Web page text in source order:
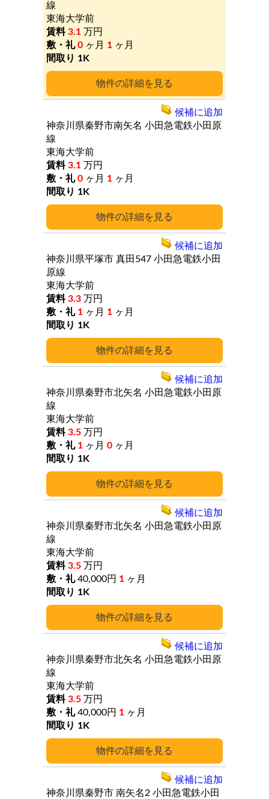
詳細
線
東海大学前
3.1 万円
0 ヶ月 1 ヶ月
1K
詳細
神奈川県秦野市南矢名 小田急電鉄小田原
線
東海大学前
3.1 万円
0 ヶ月 1 ヶ月
1K
候補に追加
詳細
神奈川県平塚市 真田547 小田急電鉄小田
原線
東海大学前
3.3 万円
1 ヶ月 1 ヶ月
1K
候補に追加
詳細
神奈川県秦野市北矢名 小田急電鉄小田原
線
東海大学前
3.5 万円
1 ヶ月 0 ヶ月
1K
候補に追加
詳細
神奈川県秦野市北矢名 小田急電鉄小田原
線
東海大学前
3.5 万円
40,000円 1 ヶ月
1K
候補に追加
詳細
神奈川県秦野市北矢名 小田急電鉄小田原
線
東海大学前
3.5 万円
40,000円 1 ヶ月
1K
候補に追加
神奈川県秦野市 南矢名2 小田急電鉄小田
候補に追加